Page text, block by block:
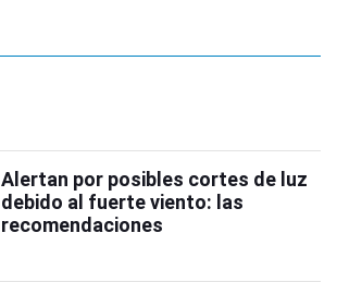
Alertan por posibles cortes de luz
debido al fuerte viento: las
recomendaciones